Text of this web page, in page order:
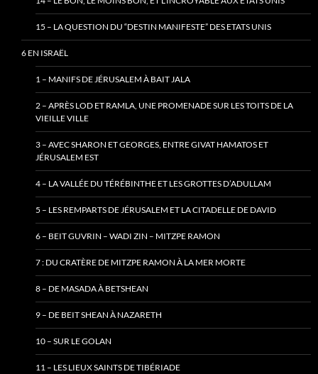
15 – LA QUESTION DU “DESTIN MANIFESTE” DES ETATS UNIS
6 EN ISRAËL
1 – MANIFS DE JÉRUSALEM À BAIT JALA
2 – APRÈS LOD ET RAMLA, UNE PROMENADE SUR LES TOITS DE LA
VIEILLE VILLE
3 – AVEC SHARON ET GEORGES, ENTRE GIVAT HAMATOS ET
JÉRUSALEM EST
4 – LA VALLÉE DU TÉRÉBINTHE ET LES GROTTES D’ADULLAM
5 – LES REMPARTS DE JÉRUSALEM ET LA CITADELLE DE DAVID
6 – BEIT GUVRIN – WADI ZIN – MITZPE RAMON
7 : DU CRATÈRE DE MITZPE RAMON À LA MER MORTE
8 – DE MASADA À BETSHEAN
9 – DE BEIT SHEAN À NAZARETH
10 – SUR LE GOLAN
11 – LES LIEUX SAINTS DE TIBÉRIADE